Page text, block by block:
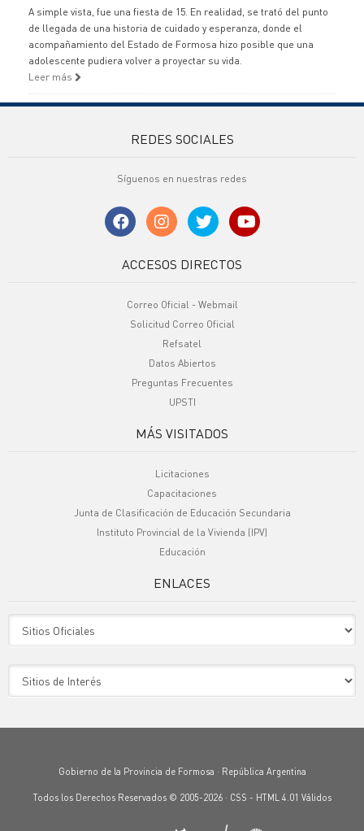
A simple vista, fue una fiesta de 15. En realidad, se trató del punto
de llegada de una historia de cuidado y esperanza, donde el
acompañamiento del Estado de Formosa hizo posible que una
adolescente pudiera volver a proyectar su vida.
Leer más
REDES SOCIALES
Síguenos en nuestras redes
ACCESOS DIRECTOS
Correo Oficial - Webmail
Solicitud Correo Oficial
Refsatel
Datos Abiertos
Preguntas Frecuentes
UPSTI
MÁS VISITADOS
Licitaciones
Capacitaciones
Junta de Clasificación de Educación Secundaria
Instituto Provincial de la Vivienda (IPV)
Educación
ENLACES
Gobierno de la Provincia de Formosa · República Argentina
Todos los Derechos Reservados © 2005-2026 · CSS - HTML 4.01 Válidos